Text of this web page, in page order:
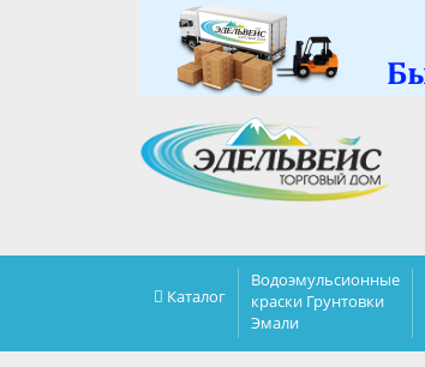
Каталог
Водоэмульсионные
краски Грунтовки
Эмали